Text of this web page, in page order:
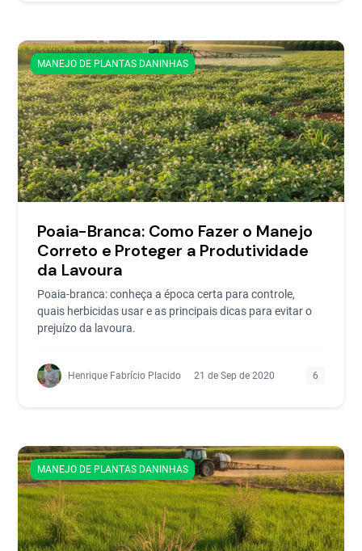
MANEJO DE PLANTAS DANINHAS
Poaia-Branca: Como Fazer o Manejo
Correto e Proteger a Produtividade
da Lavoura
Poaia-branca: conheça a época certa para controle,
quais herbicidas usar e as principais dicas para evitar o
prejuízo da lavoura.
Henrique Fabrício Placido 21 de Sep de 2020 6
MANEJO DE PLANTAS DANINHAS